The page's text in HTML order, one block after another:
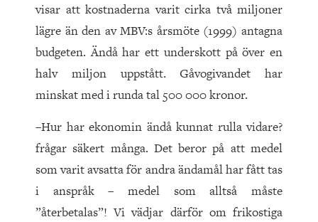
visar att kostnaderna varit cirka två miljoner
lägre än den av MBV:s årsmöte (1999) antagna
budgeten. Ändå har ett underskott på över en
halv miljon uppstått. Gåvogivandet har
minskat med i runda tal 500 000 kronor.
–Hur har ekonomin ändå kunnat rulla vidare?
frågar säkert många. Det beror på att medel
som varit avsatta för andra ändamål har fått tas
i anspråk – medel som alltså måste
”återbetalas”! Vi vädjar därför om frikostiga